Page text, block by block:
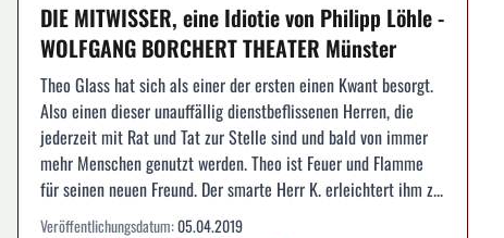
DIE MITWISSER, eine Idiotie von Philipp Löhle -
WOLFGANG BORCHERT THEATER Münster
Theo Glass hat sich als einer der ersten einen Kwant besorgt.
Also einen dieser unauffällig dienstbeflissenen Herren, die
jederzeit mit Rat und Tat zur Stelle sind und bald von immer
mehr Menschen genutzt werden. Theo ist Feuer und Flamme
für seinen neuen Freund. Der smarte Herr K. erleichtert ihm z...
Veröffentlichungsdatum:05.04.2019